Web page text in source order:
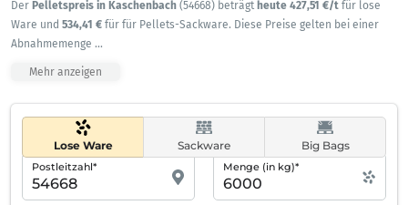
Der Pelletspreis in Kaschenbach (54668) beträgt heute 427,51 €/t für lose
Ware und 534,41 € für für Pellets-Sackware. Diese Preise gelten bei einer
Abnahmemenge ...
Mehr anzeigen
Lose Ware Sackware Big Bags
Postleitzahl* Menge (in kg)*